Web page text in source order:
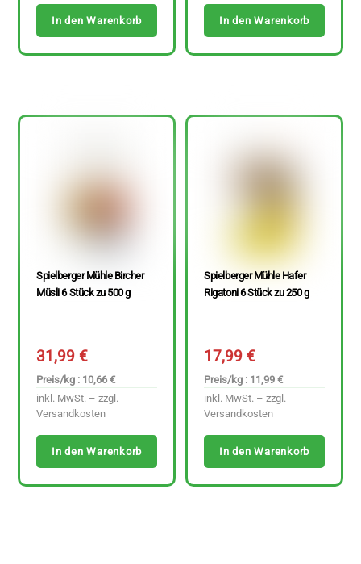
In den Warenkorb In den Warenkorb
Spielberger Mühle Bircher
Müsli 6 Stück zu 500 g
31,99€
Preis/kg : 10,66 €
inkl. MwSt. – zzgl.
Versandkosten
In den Warenkorb
Spielberger Mühle Hafer
Rigatoni 6 Stück zu 250 g
17,99€
Preis/kg : 11,99 €
inkl. MwSt. – zzgl.
Versandkosten
In den Warenkorb